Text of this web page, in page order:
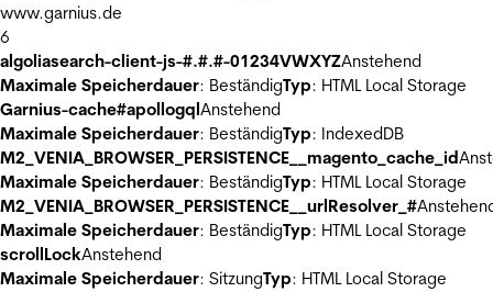
www.garnius.de
6
algoliasearch-client-js-#.#.#-01234VWXYZAnstehend
Maximale Speicherdauer: BeständigTyp: HTML Local Storage
Garnius-cache#apollogqlAnstehend
Maximale Speicherdauer: BeständigTyp: IndexedDB
M2_VENIA_BROWSER_PERSISTENCE__magento_cache_id
Maximale Speicherdauer: BeständigTyp: HTML Local Storage
M2_VENIA_BROWSER_PERSISTENCE__urlResolver_#
Maximale Speicherdauer: BeständigTyp: HTML Local Storage
scrollLockAnstehend
Maximale Speicherdauer: SitzungTyp: HTML Local Storage